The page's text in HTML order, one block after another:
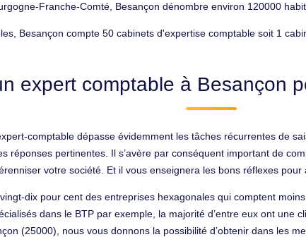
Franche-Comté, Besançon dénombre environ 120000
Besançon compte 50 cabinets d'expertise comptable soit 1
expert comptable à Besançon
comptable dépasse évidemment les tâches récurrentes de
réponses pertinentes. Il s’avère par conséquent important de
votre société. Et il vous enseignera les bons réflexes pour
dix pour cent des entreprises hexagonales qui comptent
dans le BTP par exemple, la majorité d’entre eux ont une
(25000), nous vous donnons la possibilité d’obtenir dans les